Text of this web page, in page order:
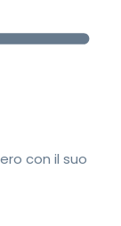
con il suo